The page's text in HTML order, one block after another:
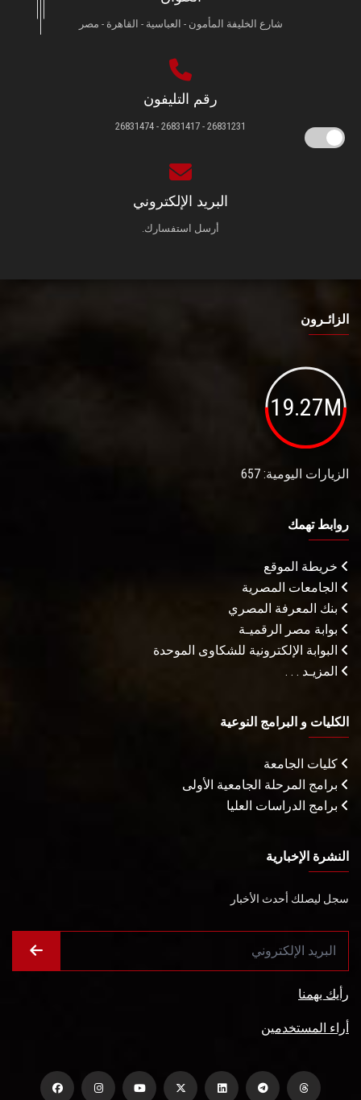
شارع الخليفة المأمون - العباسية - القاهرة - مصر
رقم التليفون
26831231 - 26831417 - 26831474
البريد الإلكتروني
أرسل استفسارك.
الزائـرون
19.27M
الزيارات اليومية: 657
روابط تهمك
خريطة الموقع
الجامعات المصرية
بنك المعرفة المصري
بوابة مصر الرقميـة
البوابة الإلكترونية للشكاوى الموحدة
المزيـد . . .
الكليات و البرامج النوعية
كليات الجامعة
برامج المرحلة الجامعية الأولى
برامج الدراسات العليا
النشرة الإخبارية
سجل ليصلك أحدث الأخبار
رأيك يهمنا
أراء المستخدمين